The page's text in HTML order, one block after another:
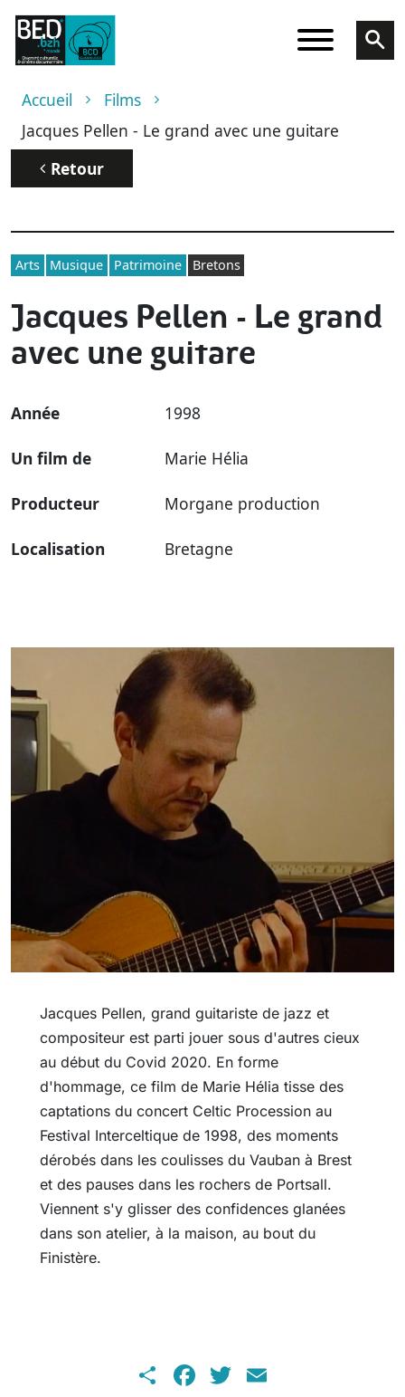
Aller au contenu principal
Fil d'Ariane
Accueil
Films
Jacques Pellen - Le grand avec une guitare
Retour
Arts Musique Patrimoine Bretons
Jacques Pellen - Le grand
avec une guitare
Année 1998
Un film de Marie Hélia
Producteur Morgane production
Localisation Bretagne
Jacques Pellen, grand guitariste de jazz et
compositeur est parti jouer sous d'autres cieux
au début du Covid 2020. En forme
d'hommage, ce film de Marie Hélia tisse des
captations du concert Celtic Procession au
Festival Interceltique de 1998, des moments
dérobés dans les coulisses du Vauban à Brest
et des pauses dans les rochers de Portsall.
Viennent s'y glisser des confidences glanées
dans son atelier, à la maison, au bout du
Finistère.
ShareFacebook
Twitter